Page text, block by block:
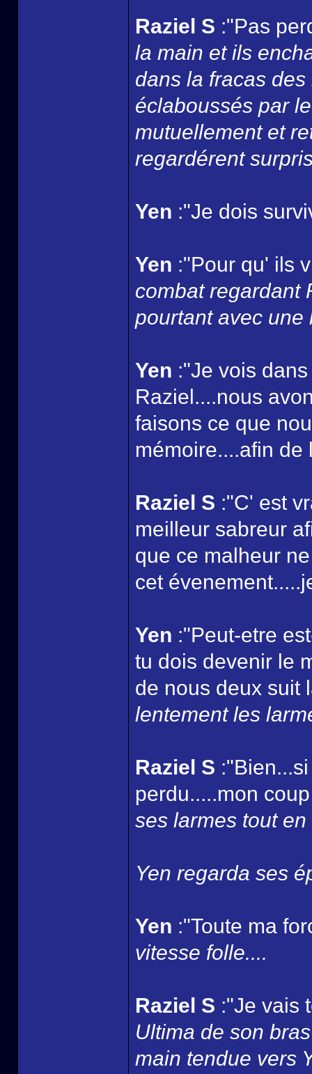
Raziel S :"Pas
la main et ils
dans la fracas
éclaboussés par
mutuellement et
regardérent
Yen :"Je dois
Yen :"Pour qu' ils
combat regardant
pourtant avec une
Yen :"Je vois
Raziel....nous
faisons ce que
mémoire....afin de
Raziel S :"C' est
meilleur sabreur
que ce malheur
cet
Yen :"Peut-etre
tu dois devenir le
de nous deux suit
lentement les
Raziel S
perdu.....mon
ses larmes tout
Yen regarda ses
Yen :"Toute ma
vitesse folle....
Raziel S :"Je vais
Ultima de son
main tendue vers